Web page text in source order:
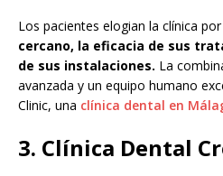
Los pacientes elogian la clínica
cercano, la eficacia de sus
de sus instalaciones. La
avanzada y un equipo humano
Clinic, una clínica dental en
3. Clínica Dental